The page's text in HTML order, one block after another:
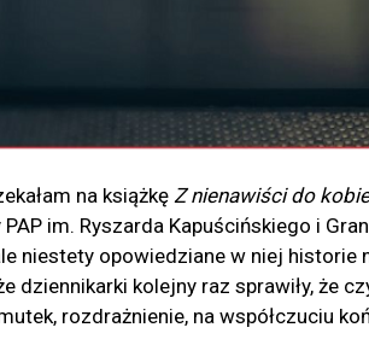
na książkęZ nienawiści do
im. Ryszarda Kapuścińskiego i
niestety opowiedziane w niej historie
dziennikarki kolejny raz sprawiły, że
rozdrażnienie, na współczuciu